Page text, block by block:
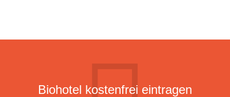
Biohotel kostenfrei eintragen